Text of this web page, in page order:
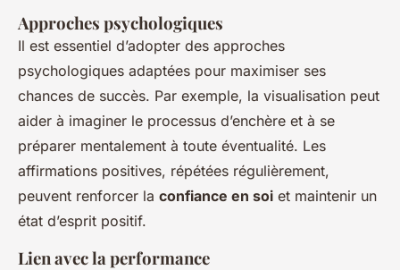
Approches psychologiques
Il est essentiel d’adopter des approches
psychologiques adaptées pour maximiser ses
chances de succès. Par exemple, la visualisation peut
aider à imaginer le processus d’enchère et à se
préparer mentalement à toute éventualité. Les
affirmations positives, répétées régulièrement,
peuvent renforcer la confiance en soi et maintenir un
état d’esprit positif.
Lien avec la performance